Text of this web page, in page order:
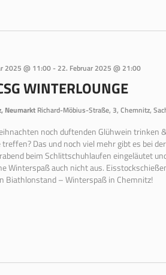
WINTERLOUNGE
2025 @ 11:00-22. Februar 2025 @ 21:00
Neumarkt Richard-Möbius-Straße, 3, Chemnitz,
noch duftenden Glühwein trinken
treffen? Das und noch viel mehr gibt es bei
beim Schlittschuhlaufen eingeläutet
Winterspaß auch nicht aus.
Biathlonstand – Winterspaß in Chemnitz!